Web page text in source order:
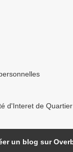
d'Interet de
un blog sur